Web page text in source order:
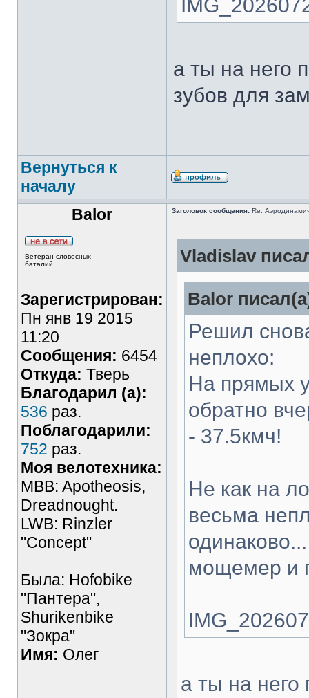
а ты на него
зубов для
Вернуться к
началу
Balor
Заголовок сообщения: Re:
Ветеран словесных
баталий
Зарегистрирован:
Пн янв 19 2015
11:20
Сообщения: 6454
Откуда: Тверь
Благодарил (а):
536 раз.
Поблагодарили:
752 раз.
Моя велотехника:
MBB: Apotheosis,
Dreadnought.
LWB: Rinzler
"Concept"
Была: Hofobike
"Пантера",
Shurikenbike
"Зокра"
Имя: Олег
Vladislav
Balor
Решил
неплохо:
На прямых
обратно
- 37.5кмч!
Не как на
весьма
мощемер и
а ты на него